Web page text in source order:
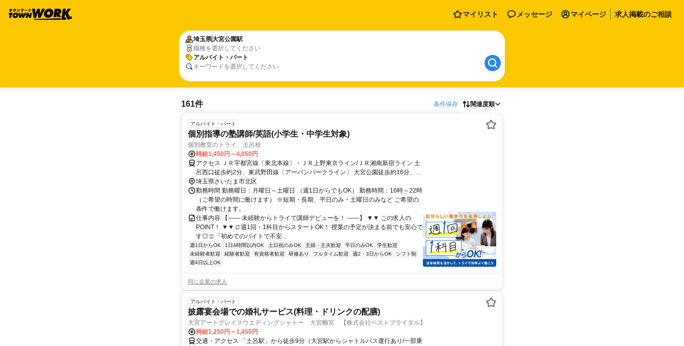
マイリスト メッセージ マイページ 求人掲載のご相談
埼玉県大宮公園駅
職種を選択してください
アルバイト・パート
キーワードを選択してください
161件 条件保存 関連度順
アルバイト・パート
個別指導の塾講師/英語(小学生・中学生対象)
個別教室のトライ 土呂校
時給1,450円～4,050円
アクセス ＪＲ宇都宮線〔東北本線〕・ＪＲ上野東京ライン/ＪＲ湘南新宿ライン 土
呂西口徒歩約2分、東武野田線〔アーバンパークライン〕 大宮公園徒歩約16分、埼
玉新都市交通ニューシャトル 加茂宮出入口1徒歩約24分
埼玉県さいたま市北区
勤務時間 勤務曜日：月曜日～土曜日 （週1日からでもOK） 勤務時間：16時～22時
（ご希望の時間に働けます） ※短期・長期、平日のみ・土曜日のみなど ご希望の
条件で働けます。
仕事内容 【―― 未経験からトライで講師デビューを！ ――】 ▼▼ この求人の
POINT！ ▼▼ □ 週1回・1科目からスタートOK！ 授業の予定が決まる前でも安心で
す◎ □ 「初めてのバイトで不安...
週1日からOK 1日4時間以内OK 土日祝のみOK 主婦・主夫歓迎 平日のみOK
学生歓迎
未経験者歓迎
経験者歓迎 有資格者歓迎 研修あり フルタイム歓迎 週2・3日からOK
シフト制
週4日以上OK
同じ企業の求人
アルバイト・パート
披露宴会場での婚礼サービス(料理・ドリンクの配膳)
大宮アートグレイスウエディングシャトー 大宮離宮 【株式会社ベストブライダル】
時給1,250円～1,450円
交通・アクセス 「土呂駅」から徒歩9分（大宮駅からシャトルバス運行あり/一部乗